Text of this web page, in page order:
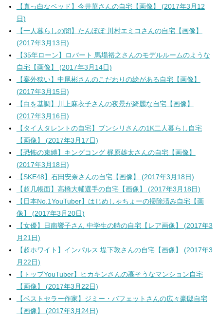
【真っ白なベッド】今井華さんの自宅【画像】 (2017年3月12
日)
【一人暮らしの闇】たんぽぽ 川村エミコさんの自宅【画像】
(2017年3月13日)
【35年ローン】ロバート 馬場裕之さんのモデルルームのような
自宅【画像】 (2017年3月14日)
【案外狭い】中尾彬さんのこだわりの絵がある自宅【画像】
(2017年3月15日)
【白を基調】川上麻衣子さんの夜景が綺麗な自宅【画像】
(2017年3月16日)
【タイ人タレントの自宅】ブンシリさんの1K二人暮らし自宅
【画像】 (2017年3月17日)
【恐怖の束縛】キングコング 梶原雄太さんの自宅【画像】
(2017年3月18日)
【SKE48】石田安奈さんの自宅【画像】 (2017年3月18日)
【超几帳面】高橋大輔選手の自宅【画像】 (2017年3月18日)
【日本No.1YouTuber】はじめしゃちょーの掃除済み自宅【画
像】 (2017年3月20日)
【女優】日南響子さん 中学生の時の自宅【レア画像】 (2017年3
月21日)
【超ホワイト】インパルス 堤下敦さんの自宅【画像】 (2017年3
月22日)
【トップYouTuber】ヒカキンさんの高そうなマンション自宅
【画像】 (2017年3月22日)
【ベストセラー作家】ジミー・バフェットさんの広々豪邸自宅
【画像】 (2017年3月24日)